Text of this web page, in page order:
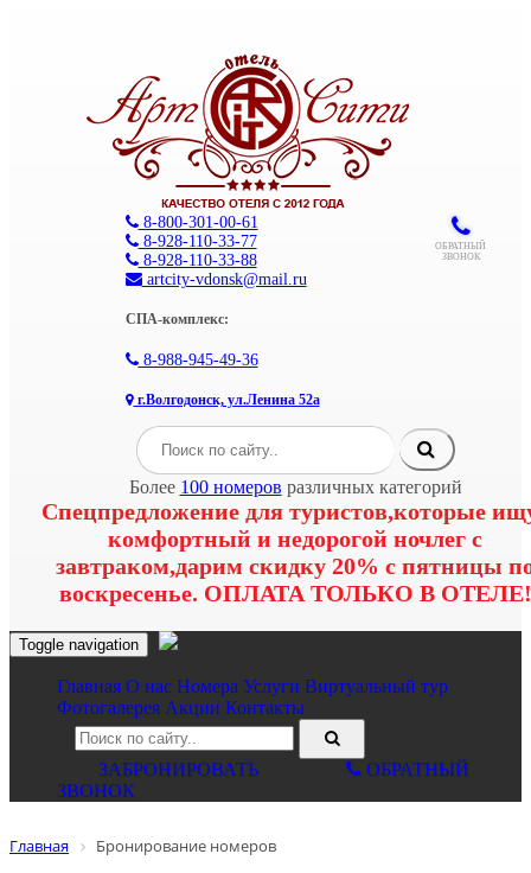
8-800-301-00-61
8-928-110-33-77
8-928-110-33-88
artcity-vdonsk@mail.ru
СПА-комплекс:
8-988-945-49-36
г.Волгодонск, ул.Ленина 52а
ОБРАТНЫЙ
ЗВОНОК
Более 100 номеров различных категорий
Спецпредложение для туристов,которые
комфортный и недорогой ночлег с
завтраком,дарим скидку 20% с пятницы
воскресенье. ОПЛАТА ТОЛЬКО В ОТЕЛЕ!
Toggle navigation
Главная O нас Номера Услуги Виртуальный тур
Фотогалерея Акции Контакты
ЗАБРОНИРОВАТЬ
ОБРАТНЫЙ
ЗВОНОК
Главная Бронирование номеров